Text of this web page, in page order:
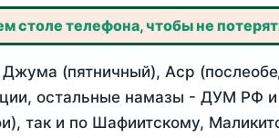
столе телефона, чтобы не
(пятничный), Аср
остальные намазы - ДУМ РФ
так и по Шафиитскому,